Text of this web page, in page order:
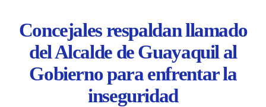
Concejales respaldan llamado
del Alcalde de Guayaquil al
Gobierno para enfrentar la
inseguridad